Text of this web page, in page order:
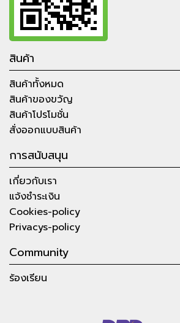
สินค้า
สินค้าทั้งหมด
สินค้าของขวัญ
สินค้าโปรโมชั่น
สั่งออกแบบสินค้า
การสนับสนุน
เกี่ยวกับเรา
แจ้งชำระเงิน
Cookies-policy
Privacys-policy
Community
ร้องเรียน